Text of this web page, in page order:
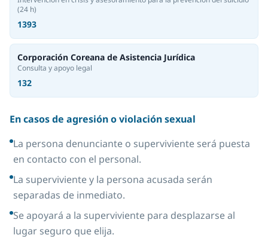
(24 h)
1393
Corporación Coreana de Asistencia Jurídica
Consulta y apoyo legal
132
En casos de agresión o violación sexual
La persona denunciante o superviviente será puesta
en contacto con el personal.
La superviviente y la persona acusada serán
separadas de inmediato.
Se apoyará a la superviviente para desplazarse al
lugar seguro que elija.